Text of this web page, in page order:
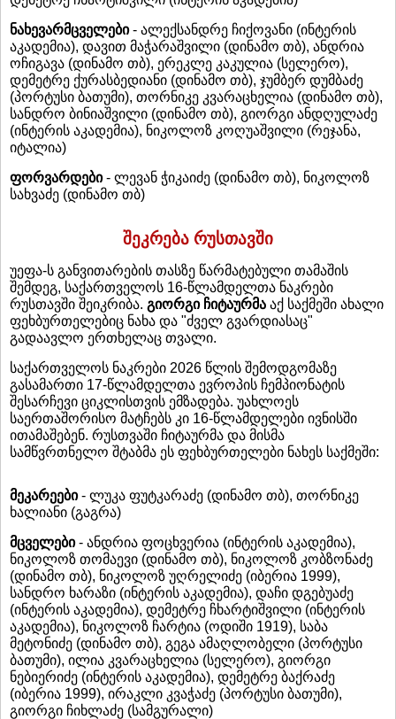
ნახევარმცველები- ალექსანდრე ჩიქოვანი (ინტერის
აკადემია), დავით მაჭარაშვილი (დინამო თბ), ანდრია
ოჩიგავა (დინამო თბ), ერეკლე კაკულია (სელერო),
დემეტრე ქურასბედიანი (დინამო თბ), ჯუმბერ დუმბაძე
(პორტუსი ბათუმი), თორნიკე კვარაცხელია (დინამო თბ),
სანდრო ბინიაშვილი (დინამო თბ), გიორგი ანდღულაძე
(ინტერის აკადემია), ნიკოლოზ კოღუაშვილი (რეჯანა,
იტალია)
ფორვარდები- ლევან ჭიკაიძე (დინამო თბ), ნიკოლოზ
სახვაძე (დინამო თბ)
შეკრება რუსთავში
უეფა-ს განვითარების თასზე წარმატებული თამაშის
შემდეგ, საქართველოს 16-წლამდელთა ნაკრები
რუსთავში შეიკრიბა. გიორგი ჩიტაურმა აქ საქმეში ახალი
ფეხბურთელებიც ნახა და "ძველ გვარდიასაც"
გადაავლო ერთხელაც თვალი.
საქართველოს ნაკრები 2026 წლის შემოდგომაზე
გასამართი 17-წლამდელთა ევროპის ჩემპიონატის
შესარჩევი ციკლისთვის ემზადება. უახლოეს
საერთაშორისო მატჩებს კი 16-წლამდელები ივნისში
ითამაშებენ. რუსთვაში ჩიტაურმა და მისმა
სამწვრთნელო შტაბმა ეს ფეხბურთელები ნახეს საქმეში:
მეკარეები- ლუკა ფუტკარაძე (დინამო თბ), თორნიკე
ხალიანი (გაგრა)
მცველები- ანდრია ფოცხვერია (ინტერის აკადემია),
ნიკოლოზ თომაევი (დინამო თბ), ნიკოლოზ კობზონაძე
(დინამო თბ), ნიკოლოზ უღრელიძე (იბერია 1999),
სანდრო ხარაზი (ინტერის აკადემია), დაჩი დგებუაძე
(ინტერის აკადემია), დემეტრე ჩხარტიშვილი (ინტერის
აკადემია), ნიკოლოზ ჩარტია (ოდიში 1919), საბა
მეტონიძე (დინამო თბ), გეგა ამაღლობელი (პორტუსი
ბათუმი), ილია კვარაცხელია (სელერო), გიორგი
ნებიერიძე (ინტერის აკადემია), დემეტრე ბაქრაძე
(იბერია 1999), ირაკლი კვაჭაძე (პორტუსი ბათუმი),
გიორგი ჩიხლაძე (სამგურალი)